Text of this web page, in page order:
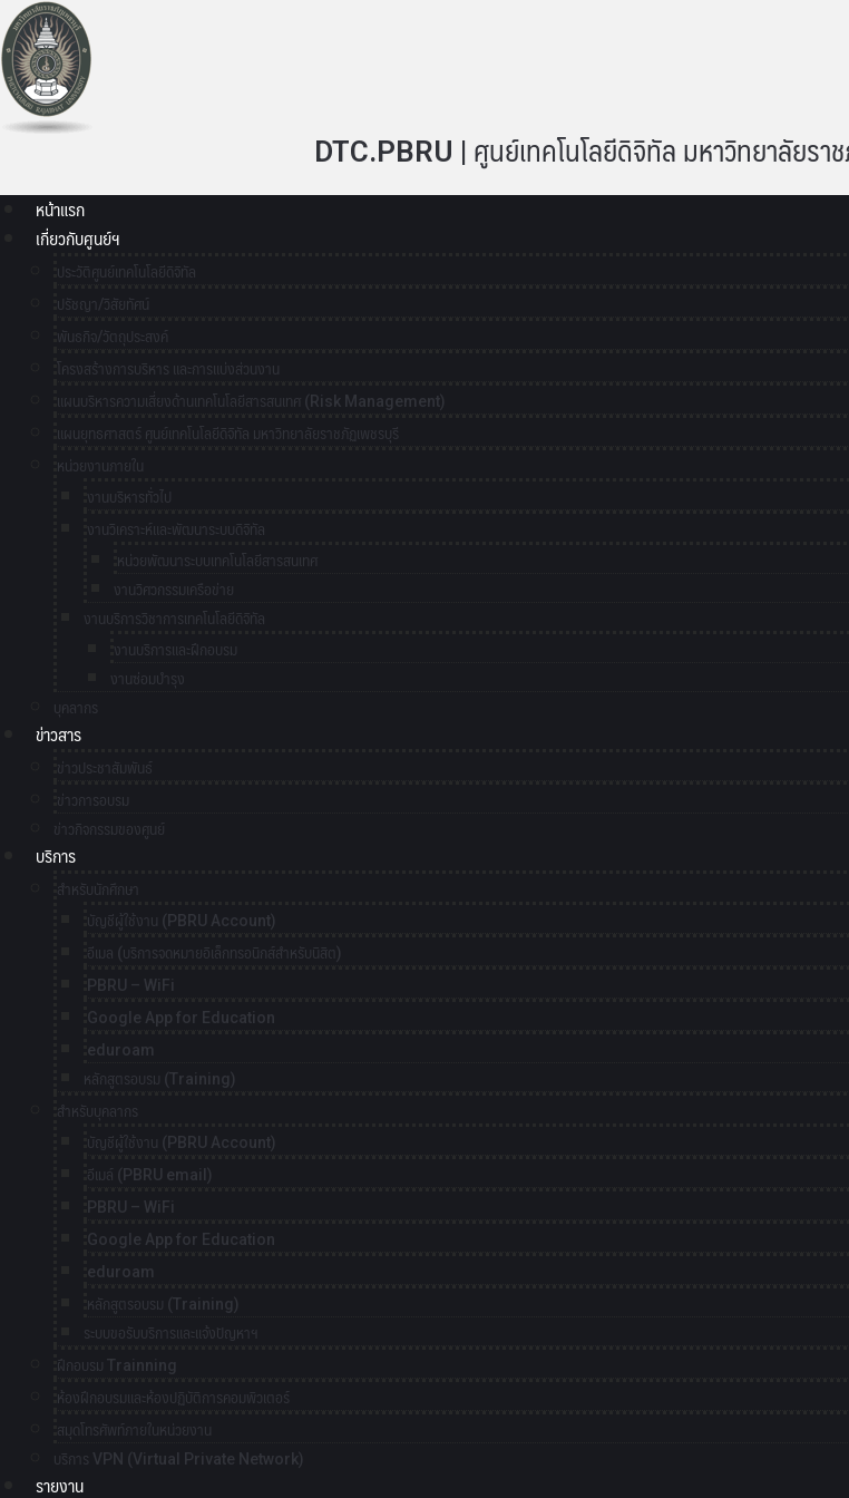
DTC.PBRU | ศูนย์เทคโนโลยีดิจิทัล มหาวิทยาลัยรา
หน้าแรก
เกี่ยวกับศูนย์ฯ
ประวัติศูนย์เทคโนโลยีดิจิทัล
ปรัชญา/วิสัยทัศน์
พันธกิจ/วัตถุประสงค์
โครงสร้างการบริหาร และการแบ่งส่วนงาน
แผนบริหารความเสี่ยงด้านเทคโนโลยีสารสนเทศ (Risk Management)
แผนยุทธศาสตร์ ศูนย์เทคโนโลยีดิจิทัล มหาวิทยาลัยราชภัฏเพชรบุรี
หน่วยงานภายใน
งานบริหารทั่วไป
งานวิเคราะห์และพัฒนาระบบดิจิทัล
หน่วยพัฒนาระบบเทคโนโลยีสารสนเทศ
งานวิศวกรรมเครือข่าย
งานบริการวิชาการเทคโนโลยีดิจิทัล
งานบริการและฝึกอบรม
งานซ่อมบำรุง
บุคลากร
ข่าวสาร
ข่าวประชาสัมพันธ์
ข่าวการอบรม
ข่าวกิจกรรมของศูนย์
บริการ
สำหรับนักศึกษา
บัญชีผู้ใช้งาน (PBRU Account)
อีเมล (บริการจดหมายอิเล็กทรอนิกส์สำหรับนิสิต)
PBRU – WiFi
Google App for Education
eduroam
หลักสูตรอบรม (Training)
สำหรับบุคลากร
บัญชีผู้ใช้งาน (PBRU Account)
อีเมล์ (PBRU email)
PBRU – WiFi
Google App for Education
eduroam
หลักสูตรอบรม (Training)
ระบบขอรับบริการและแจ้งปัญหาฯ
ฝึกอบรม Trainning
ห้องฝึกอบรมและห้องปฏิบัติการคอมพิวเตอร์
สมุดโทรศัพท์ภายในหน่วยงาน
บริการ VPN (Virtual Private Network)
รายงาน